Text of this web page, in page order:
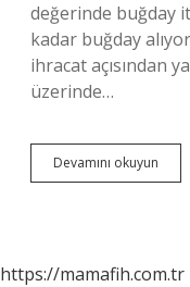
değerinde buğday
kadar buğday
ihracat açısından
üzerinde…
Devamını okuyun
https://mamafih.com.tr